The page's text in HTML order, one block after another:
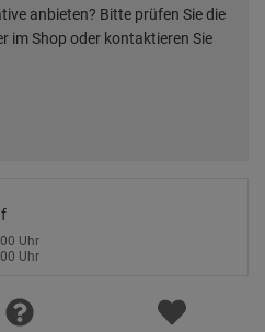
anbieten? Bitte prüfen Sie die
im Shop oder kontaktieren Sie
Uhr
Uhr